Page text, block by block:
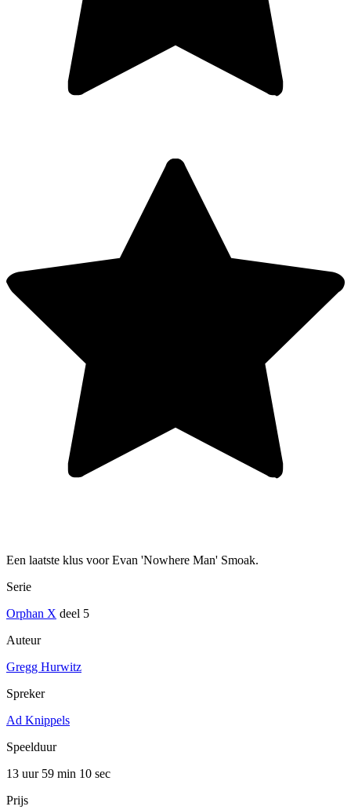
Een laatste klus voor Evan 'Nowhere Man' Smoak.
Serie
Orphan X deel 5
Auteur
Gregg Hurwitz
Spreker
Ad Knippels
Speelduur
13 uur 59 min 10 sec
Prijs